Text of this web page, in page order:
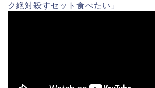
ク絶対殺すセット食べたい」